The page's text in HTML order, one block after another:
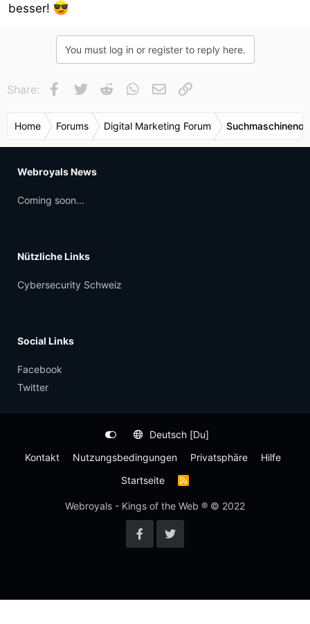
besser!
You must log in or register to reply here.
Share: Facebook
Twitter Reddit WhatsApp
E-Mail
Home Forums Digital Marketing Forum
Webroyals News
Coming soon...
Nützliche Links
Cybersecurity Schweiz
Social Links
Facebook
Twitter
Deutsch [Du]
Kontakt
Nutzungsbedingungen Privatsphäre
Hilfe
Startseite
R
S
-
Webroyals - Kings of the Web ® © 2022